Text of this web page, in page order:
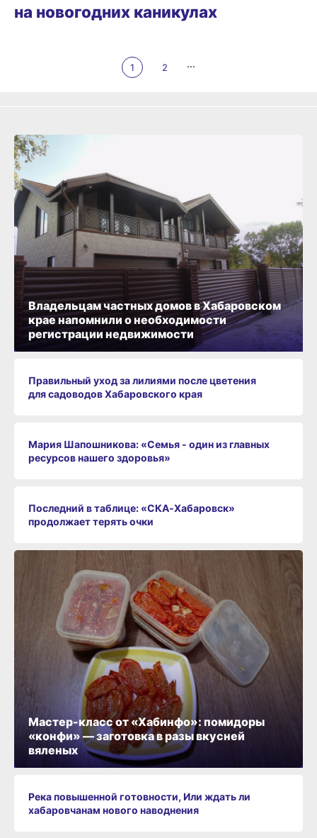
на новогодних каникулах
1 2 ...
Владельцам частных домов в Хабаровском
крае напомнили о необходимости
регистрации недвижимости
Правильный уход за лилиями после цветения
для садоводов Хабаровского края
Мария Шапошникова: «Семья - один из главных
ресурсов нашего здоровья»
Последний в таблице: «СКА‑Хабаровск»
продолжает терять очки
Река повышенной готовности, Или ждать ли
хабаровчанам нового наводнения
Мастер-класс от «Хабинфо»: помидоры
«конфи» — заготовка в разы вкусней
вяленых